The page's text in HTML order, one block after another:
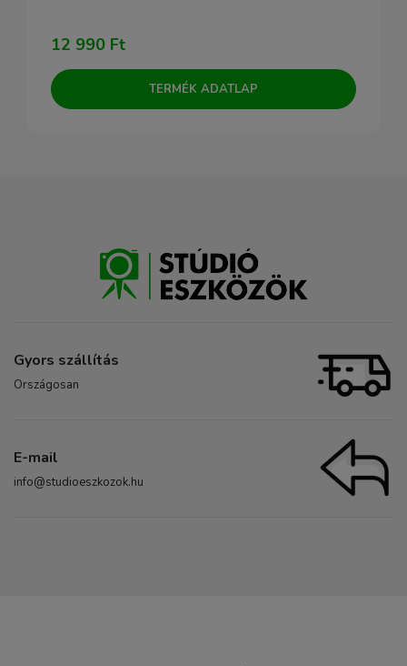
12 990 Ft
TERMÉK ADATLAP
Gyors szállítás
Országosan
E-mail
info@studioeszkozok.hu